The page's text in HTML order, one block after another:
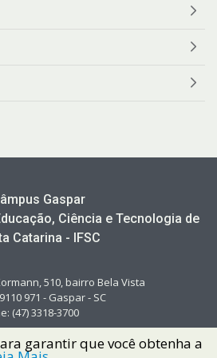
Gaspar
Ciência e Tecnologia de
Catarina - IFSC
510, bairro Bela Vista
971 - Gaspar - SC
(47) 3318-3700
garantir que você obtenha a